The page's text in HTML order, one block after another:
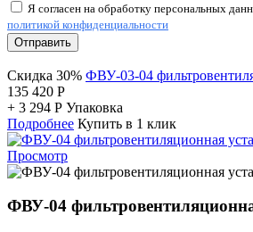
Я согласен на обработку персональных
политикой конфиденциальности
Отправить
Скидка 30% ФВУ-03-04
135 420 Р
+ 3 294 Р Упаковка
Подробнее Купить в 1 клик
Просмотр
ФВУ-04